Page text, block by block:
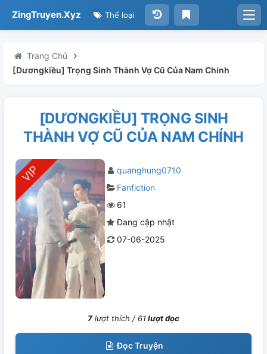
ZingTruyen.Xyz Thể loại
Trang Chủ
[Dươngkiều] Trọng Sinh Thành Vợ Cũ Của Nam Chính
[DƯƠNGKIỀU] TRỌNG SINH
THÀNH VỢ CŨ CỦA NAM CHÍNH
quanghung0710
Fanfiction
61
Đang cập nhật
07-06-2025
7 lượt thích / 61lượt đọc
Đọc Truyện